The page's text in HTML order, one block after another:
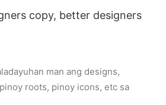
copy, better designers
man ang designs,
roots, pinoy icons, etc sa